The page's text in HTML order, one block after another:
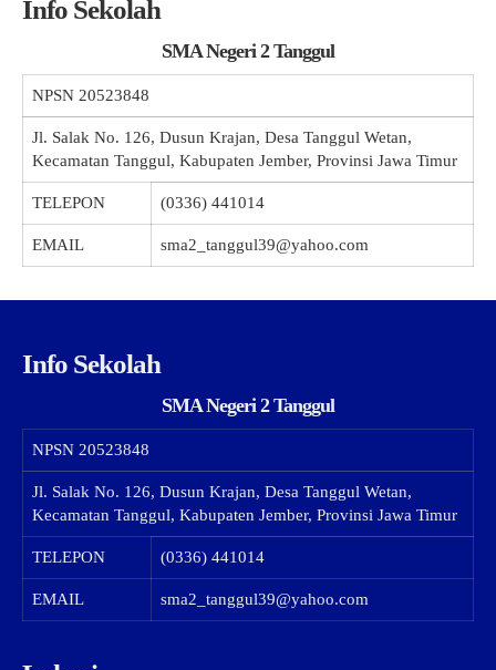
Info Sekolah
SMA Negeri 2 Tanggul
NPSN 20523848
Jl. Salak No. 126, Dusun Krajan, Desa Tanggul Wetan,
Kecamatan Tanggul, Kabupaten Jember, Provinsi Jawa Timur
TELEPON (0336) 441014
EMAIL sma2_tanggul39@yahoo.com
Info Sekolah
SMA Negeri 2 Tanggul
NPSN 20523848
Jl. Salak No. 126, Dusun Krajan, Desa Tanggul Wetan,
Kecamatan Tanggul, Kabupaten Jember, Provinsi Jawa Timur
TELEPON (0336) 441014
EMAIL sma2_tanggul39@yahoo.com